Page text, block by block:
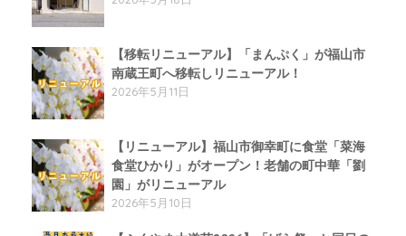
【移転リニューアル】「まんぷく」が福山市
南蔵王町へ移転しリニューアル！
2026年5月11日
【リニューアル】福山市御幸町に食堂「菜海
食堂ひかり」がオープン！老舗の町中華「劉
園」がリニューアル
2026年5月10日